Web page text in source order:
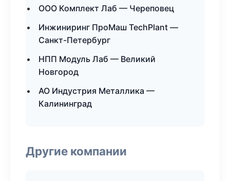
ООО Комплект Лаб — Череповец
Инжиниринг ПроМаш TechPlant —
Санкт-Петербург
НПП Модуль Лаб — Великий
Новгород
АО Индустрия Металлика —
Калининград
Другие компании